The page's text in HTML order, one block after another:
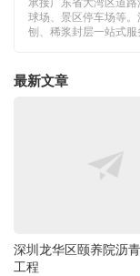
球场、景区停车场等
刨、稀浆封层一站式服
最新文章
深圳龙华区颐养院沥
工程